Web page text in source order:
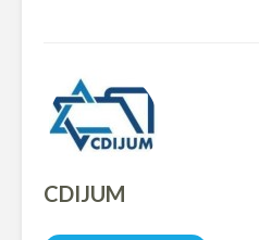
CDIJUM